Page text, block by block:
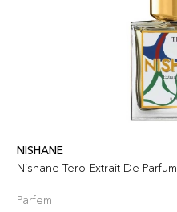
NISHANE
Nishane Tero Extrait De Parfum
Parfem